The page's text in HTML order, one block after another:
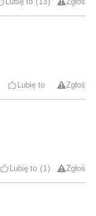
Lubię to 13 Zgłoś
Lubię to Zgłoś
Lubię to 1 Zgłoś